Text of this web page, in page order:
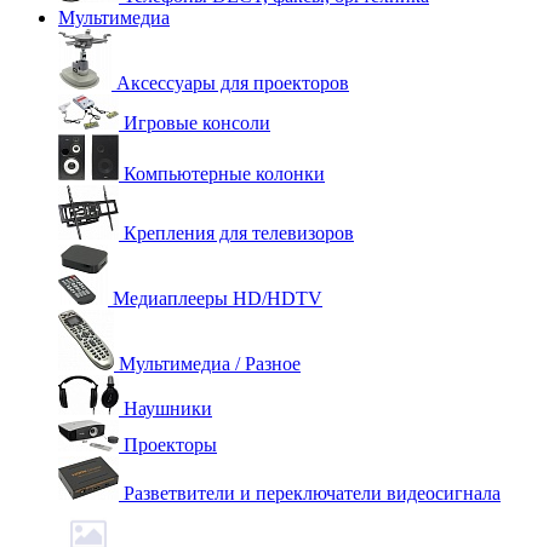
Мультимедиа
Аксессуары для проекторов
Игровые консоли
Компьютерные колонки
Крепления для телевизоров
Медиаплееры HD/HDTV
Мультимедиа / Разное
Наушники
Проекторы
Разветвители и переключатели видеосигнала